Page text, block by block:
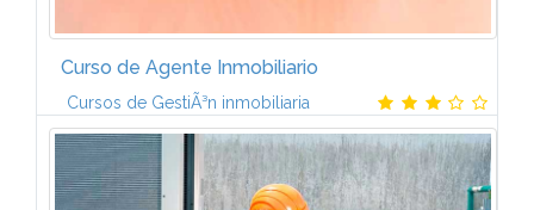
Curso de Agente Inmobiliario
Cursos de GestiÃ³n inmobiliaria
Contenido temÃ¡tico del cursoLA PROPIEDAD.
ConfiguraciÃ³n del derecho de propiedad. Medios
de adquisiciÃ³n y LÃ­mites. Defensa. La posesiÃ³n. La